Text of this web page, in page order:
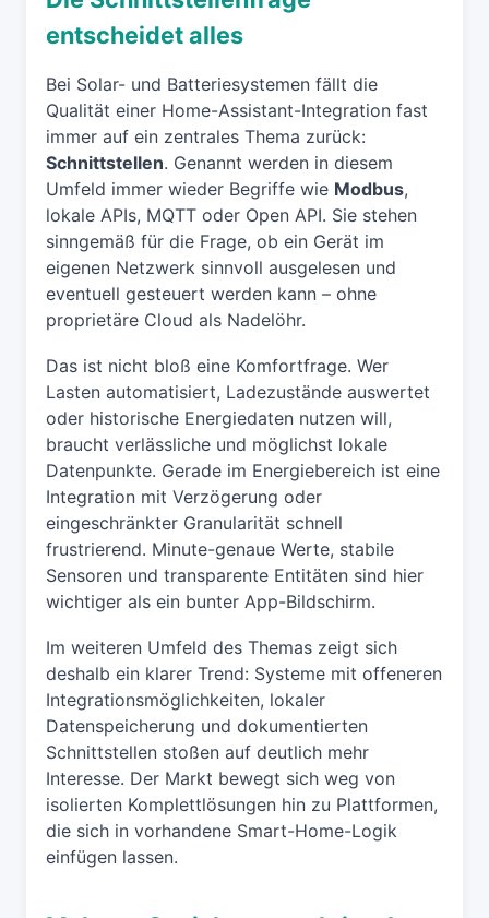
entscheidet alles
Bei Solar- und Batteriesystemen fällt die
Qualität einer Home-Assistant-Integration fast
immer auf ein zentrales Thema zurück:
Schnittstellen. Genannt werden in diesem
Umfeld immer wieder Begriffe wie Modbus,
lokale APIs, MQTT oder Open API. Sie stehen
sinngemäß für die Frage, ob ein Gerät im
eigenen Netzwerk sinnvoll ausgelesen und
eventuell gesteuert werden kann – ohne
proprietäre Cloud als Nadelöhr.
Das ist nicht bloß eine Komfortfrage. Wer
Lasten automatisiert, Ladezustände auswertet
oder historische Energiedaten nutzen will,
braucht verlässliche und möglichst lokale
Datenpunkte. Gerade im Energiebereich ist eine
Integration mit Verzögerung oder
eingeschränkter Granularität schnell
frustrierend. Minute-genaue Werte, stabile
Sensoren und transparente Entitäten sind hier
wichtiger als ein bunter App-Bildschirm.
Im weiteren Umfeld des Themas zeigt sich
deshalb ein klarer Trend: Systeme mit offeneren
Integrationsmöglichkeiten, lokaler
Datenspeicherung und dokumentierten
Schnittstellen stoßen auf deutlich mehr
Interesse. Der Markt bewegt sich weg von
isolierten Komplettlösungen hin zu Plattformen,
die sich in vorhandene Smart-Home-Logik
einfügen lassen.